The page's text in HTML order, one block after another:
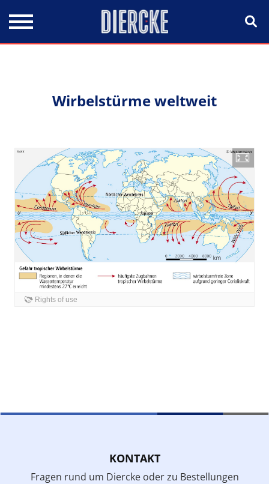
Wirbelstürme weltweit
KONTAKT
Fragen rund um Diercke oder zu Bestellungen